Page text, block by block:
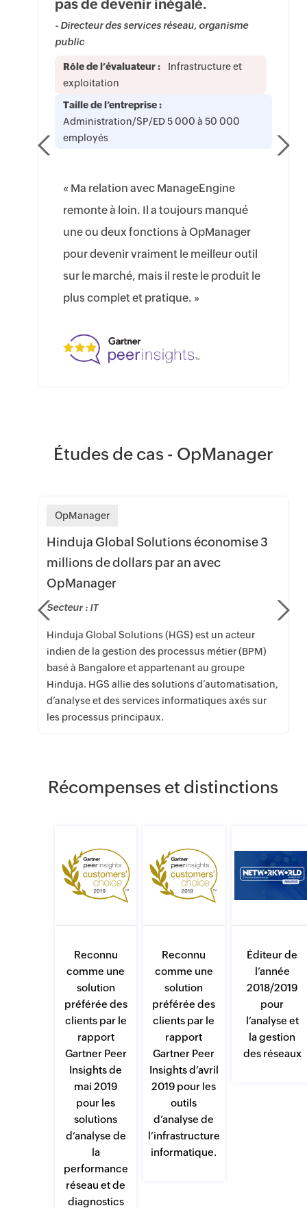
pas de devenir inégalé.
- Directeur des services réseau, organisme
public
Rôle de l’évaluateur :
Infrastructure et
exploitation
Taille de l’entreprise :
Administration/SP/ED 5 000 à 50 000
employés
« Ma relation avec ManageEngine
remonte à loin. Il a toujours manqué
une ou deux fonctions à OpManager
pour devenir vraiment le meilleur outil
sur le marché, mais il reste le produit le
plus complet et pratique. »
Études de cas - OpManager
OpManager
Hinduja Global Solutions économise 3
millions de dollars par an avec
OpManager
Secteur : IT
Hinduja Global Solutions (HGS) est un acteur
indien de la gestion des processus métier (BPM)
basé à Bangalore et appartenant au groupe
Hinduja. HGS allie des solutions d’automatisation,
d’analyse et des services informatiques axés sur
les processus principaux.
Récompenses et distinctions
Reconnu
comme une
solution
préférée des
clients par le
rapport
Gartner Peer
Insights de
mai 2019
pour les
solutions
d’analyse de
la
performance
réseau et de
diagnostics
Reconnu
comme une
solution
préférée des
clients par le
rapport
Gartner Peer
Insights d’avril
2019 pour les
outils
d’analyse de
l’infrastructure
informatique.
Éditeur de
l’année
2018/2019
pour
l’analyse et
la gestion
des réseaux